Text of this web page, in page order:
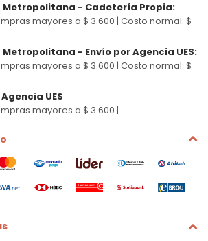
Metropolitana - Cadetería Propia:
mayores a $ 3.600 | Costo normal: $
- Envío por Agencia UES:
mayores a $ 3.600 | Costo normal: $
UES
mayores a $ 3.600 |